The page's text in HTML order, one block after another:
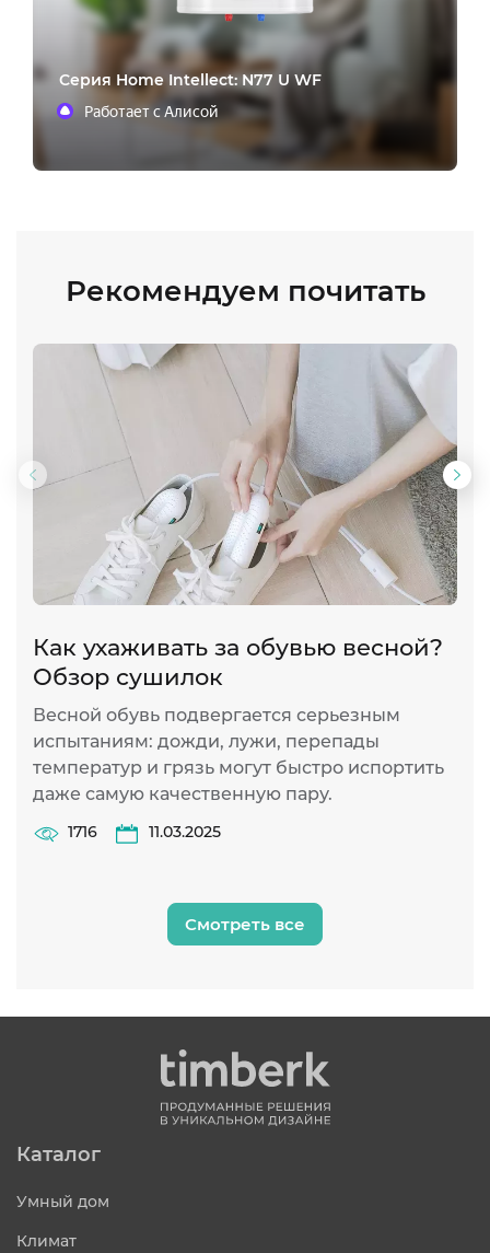
Cерия Home Intellect: N77 U WF
Работает с Алисой
Рекомендуем почитать
Предыдущий
Как ухаживать за обувью весной?
Обзор сушилок
Весной обувь подвергается серьезным
испытаниям: дожди, лужи, перепады
температур и грязь могут быстро испортить
даже самую качественную пару.
1716 11.03.2025
Смотреть все
Каталог
Умный дом
Климат